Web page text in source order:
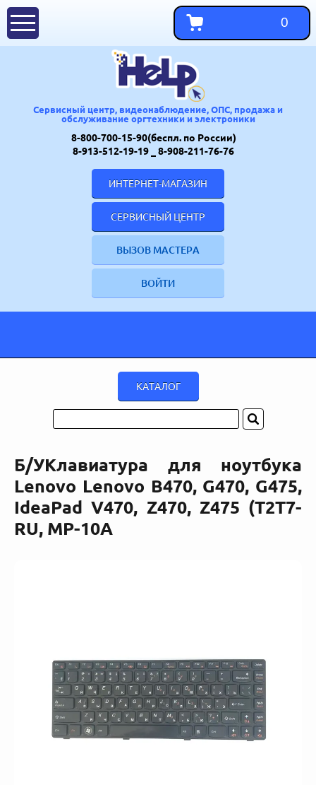
Сервисный центр, видеонаблюдение, ОПС, продажа и
обслуживание оргтехники и электроники
8-800-700-15-90(беспл. по России)
8-913-512-19-19
_ 8-908-211-76-76
ИНТЕРНЕТ-МАГАЗИН
СЕРВИСНЫЙ ЦЕНТР
ВЫЗОВ МАСТЕРА
ВОЙТИ
0
Б/УКлавиатура для ноутбука
Lenovo Lenovo B470, G470, G475,
IdeaPad V470, Z470, Z475 (T2T7-
RU, MP-10A